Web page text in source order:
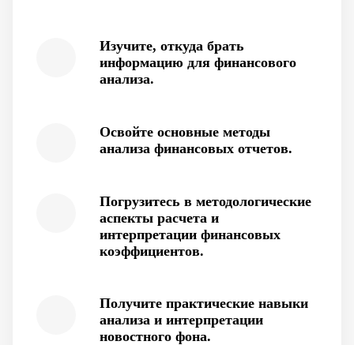
Изучите, откуда брать
информацию для финансового
анализа.
Освойте основные методы
анализа финансовых отчетов.
Погрузитесь в методологические
аспекты расчета и
интерпретации финансовых
коэффициентов.
Получите практические навыки
анализа и интерпретации
новостного фона.